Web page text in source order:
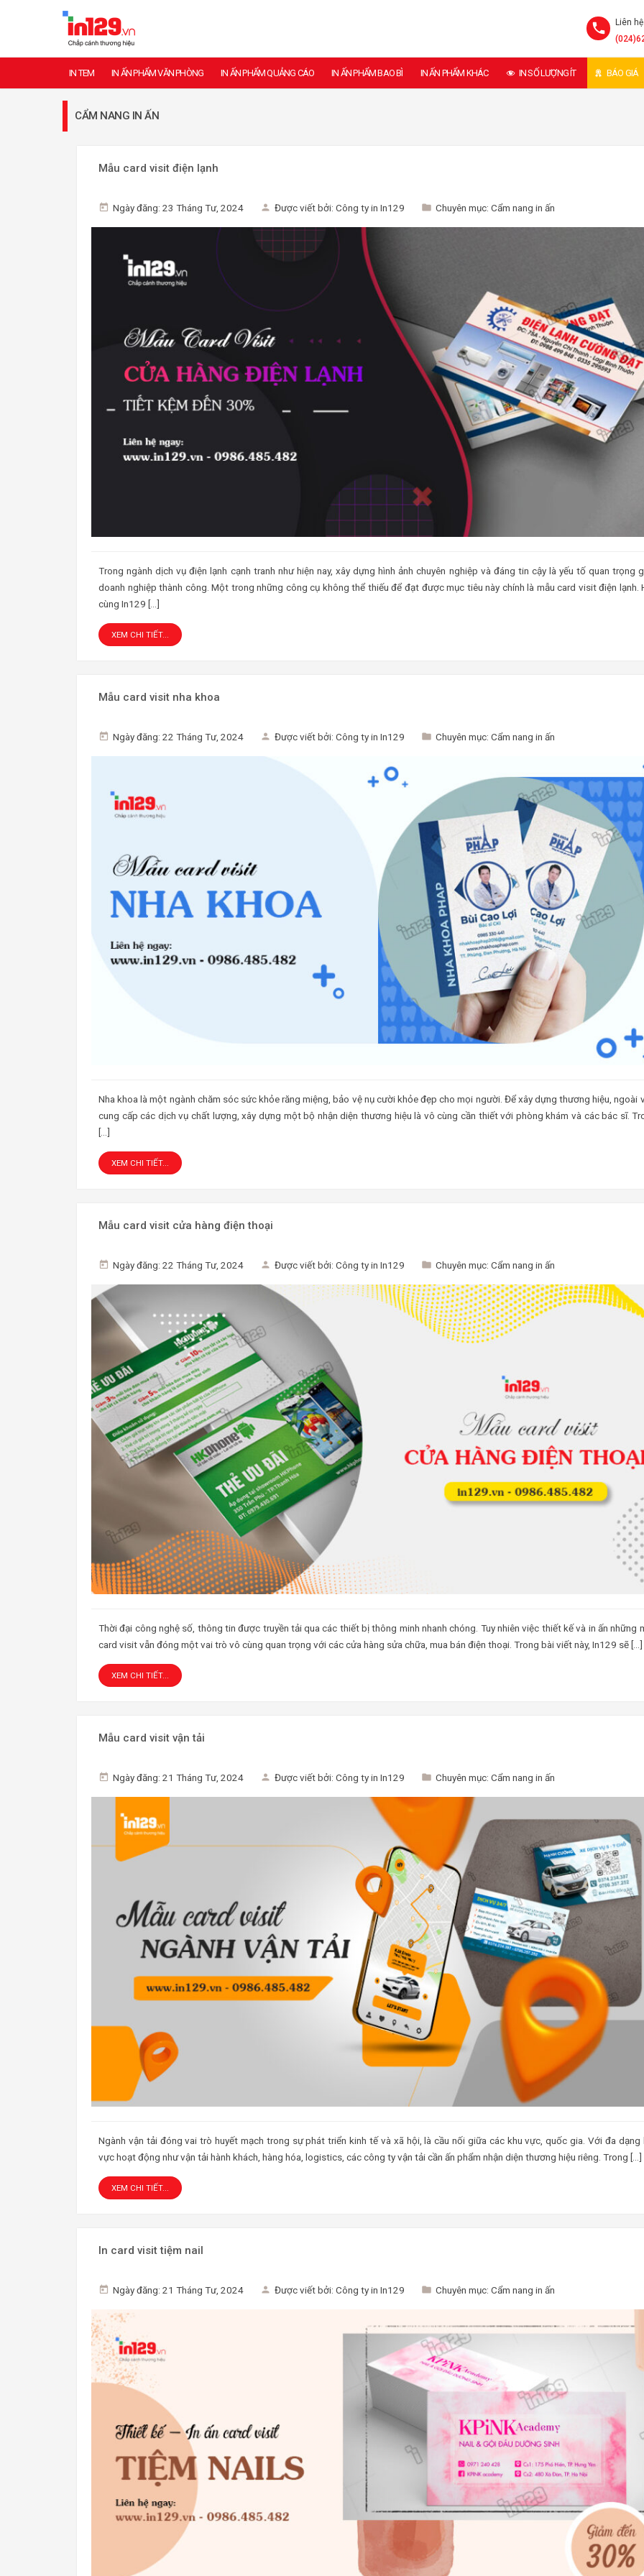
Liên
IN TEM IN ẤN PHẨM VĂN PHÒNG IN ẤN PHẨM QUẢNG CÁO IN ẤN PHẨM BAO BÌ IN ẤN PHẨM KHÁC IN SỐ LƯỢNG ÍT BÁO GIÁ
CẨM NANG IN ẤN
Mẫu card visit điện lạnh
Ngày đăng: 23 Tháng Tư, 2024 Được viết bởi: Công ty in In129 Chuyên mục: Cẩm nang in ấn
Trong ngành dịch vụ điện lạnh cạnh tranh như hiện nay, xây dựng hình ảnh chuyên nghiệp và đáng tin cậy là yếu tố quan trọng
doanh nghiệp thành công. Một trong những công cụ không thể thiếu để đạt được mục tiêu này chính là mẫu card visit điện lạnh.
cùng In129 […]
XEM CHI TIẾT...
Mẫu card visit nha khoa
Ngày đăng: 22 Tháng Tư, 2024 Được viết bởi: Công ty in In129 Chuyên mục: Cẩm nang in ấn
Nha khoa là một ngành chăm sóc sức khỏe răng miệng, bảo vệ nụ cười khỏe đẹp cho mọi người. Để xây dựng thương hiệu, ngoài
cung cấp các dịch vụ chất lượng, xây dựng một bộ nhận diện thương hiệu là vô cùng cần thiết với phòng khám và các bác sĩ.
[…]
XEM CHI TIẾT...
Mẫu card visit cửa hàng điện thoại
Ngày đăng: 22 Tháng Tư, 2024 Được viết bởi: Công ty in In129 Chuyên mục: Cẩm nang in ấn
Thời đại công nghệ số, thông tin được truyền tải qua các thiết bị thông minh nhanh chóng. Tuy nhiên việc thiết kế và in ấn những
card visit vẫn đóng một vai trò vô cùng quan trọng với các cửa hàng sửa chữa, mua bán điện thoại. Trong bài viết này, In129 sẽ […]
XEM CHI TIẾT...
Mẫu card visit vận tải
Ngày đăng: 21 Tháng Tư, 2024 Được viết bởi: Công ty in In129 Chuyên mục: Cẩm nang in ấn
Ngành vận tải đóng vai trò huyết mạch trong sự phát triển kinh tế và xã hội, là cầu nối giữa các khu vực, quốc gia. Với đa dạng
vực hoạt động như vận tải hành khách, hàng hóa, logistics, các công ty vận tải cần ấn phẩm nhận diện thương hiệu riêng. Trong […]
XEM CHI TIẾT...
In card visit tiệm nail
Ngày đăng: 21 Tháng Tư, 2024 Được viết bởi: Công ty in In129 Chuyên mục: Cẩm nang in ấn